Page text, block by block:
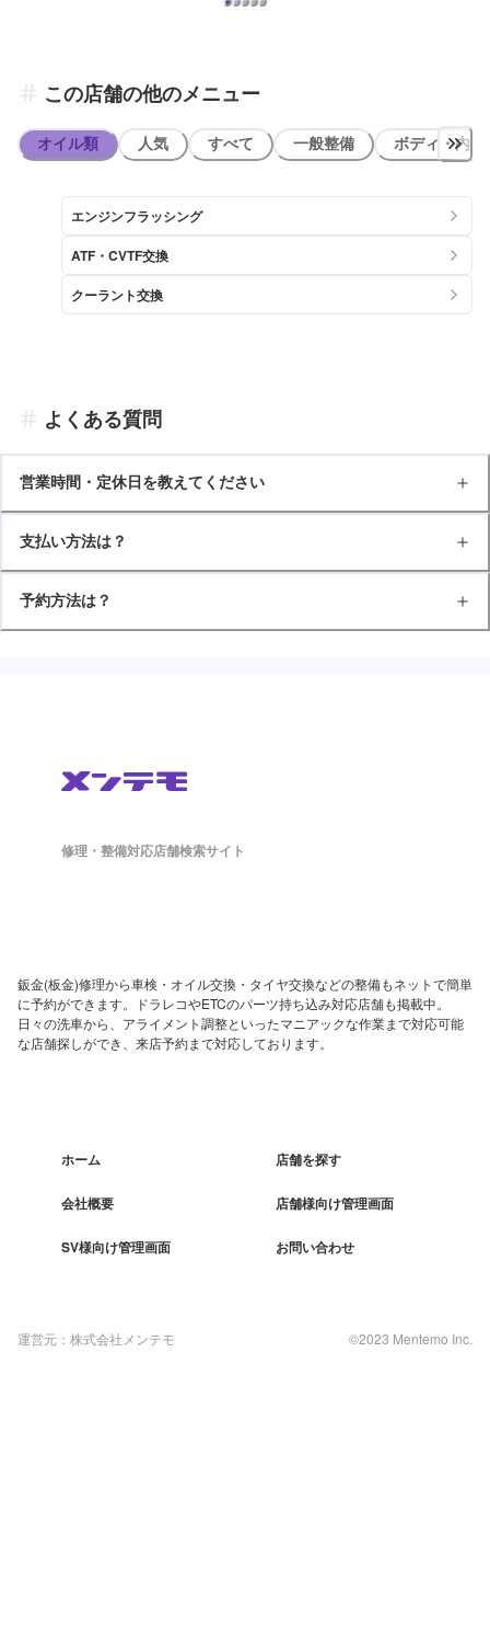
この店舗の他のメニュー
オイル類 人気 すべて 一般整備 ボディ・内装
エンジンフラッシング
ATF・CVTF交換
クーラント交換
よくある質問
営業時間・定休日を教えてください
支払い方法は？
予約方法は？
修理・整備対応店舗検索サイト
鈑金(板金)修理から車検・オイル交換・タイヤ交換などの整備もネットで簡単
に予約ができます。ドラレコやETCのパーツ持ち込み対応店舗も掲載中。
日々の洗車から、アライメント調整といったマニアックな作業まで対応可能
な店舗探しができ、来店予約まで対応しております。
ホーム 店舗を探す
会社概要 店舗様向け管理画面
SV様向け管理画面 お問い合わせ
運営元：株式会社メンテモ ©2023 Mentemo Inc.